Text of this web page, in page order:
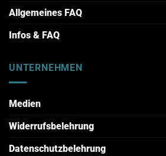
Allgemeines FAQ
Infos & FAQ
UNTERNEHMEN
Medien
Widerrufsbelehrung
Datenschutzbelehrung